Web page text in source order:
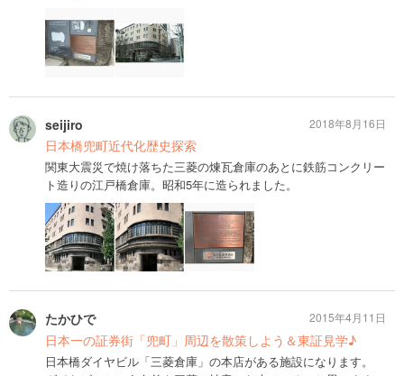
seijiro
日本橋兜町近代化歴史探索
関東大震災で焼け落ちた三菱の煉瓦倉庫のあとに鉄筋コンクリー
ト造りの江戸橋倉庫。昭和5年に造られました。
2018年8月16日
たかひで
日本一の証券街「兜町」周辺を散策しよう＆東証見学♪
日本橋ダイヤビル「三菱倉庫」の本店がある施設になります。
2015年4月11日